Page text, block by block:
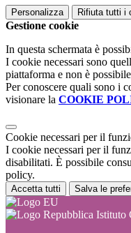
Personalizza Rifiuta tutti i
Gestione cookie
In questa schermata è
I cookie necessari sono
piattaforma e non è
Per conoscere quali sono i
visionare la COOKIE
Cookie necessari per il
I cookie necessari per il
disabilitati. È possibile
policy.
Accetta tutti Salva le
Istituto